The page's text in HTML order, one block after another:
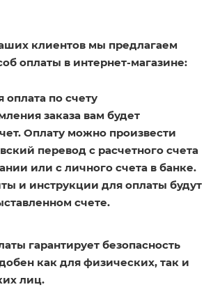
клиентов мы предлагаем
оплаты в интернет-магазине:
оплата по счету
заказа вам будет
Оплату можно произвести
перевод с расчетного счета
или с личного счета в банке.
и инструкции для оплаты будут
счете.
гарантирует безопасность
как для физических, так и
лиц.